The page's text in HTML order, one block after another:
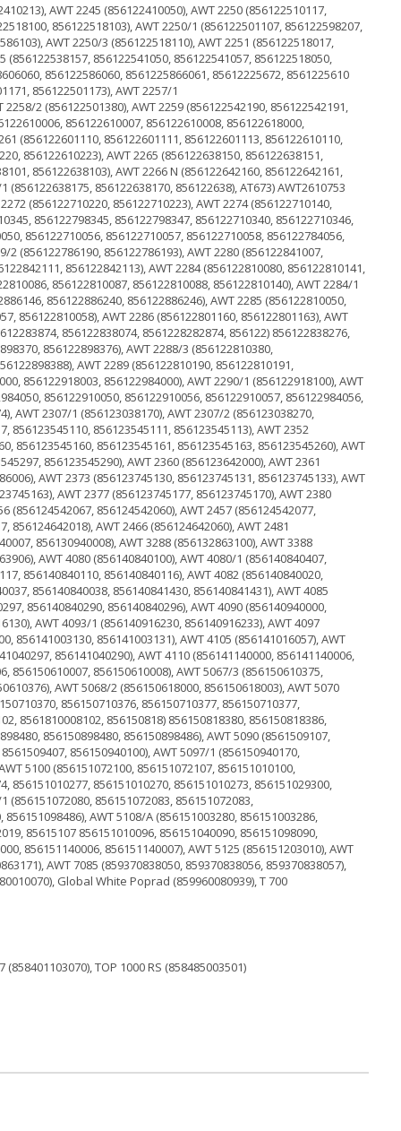
TOP 1000 RS (858485003501)